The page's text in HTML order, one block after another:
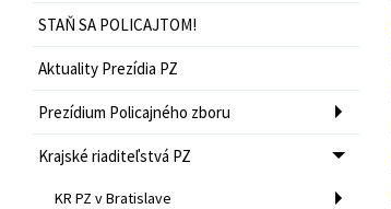
STAŇ SA POLICAJTOM!
Aktuality Prezídia PZ
Prezídium Policajného zboru
Krajské riaditeľstvá PZ
KR PZ v Bratislave